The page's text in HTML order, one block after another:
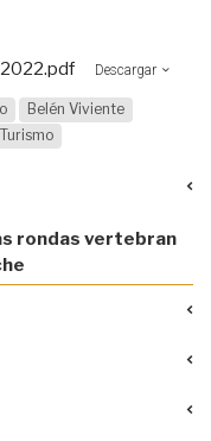
Descargar
Belén Viviente
Turismo
rondas vertebran